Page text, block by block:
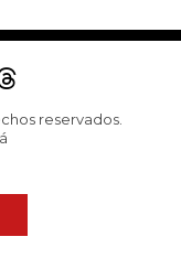
reservados.